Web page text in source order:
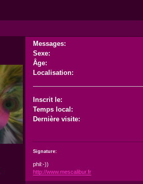
Messages:
Sexe:
Âge:
Localisation:
Inscrit le:
Temps local:
Dernière visite:
Signature:
phil:-))
http://www.mescalibur.fr